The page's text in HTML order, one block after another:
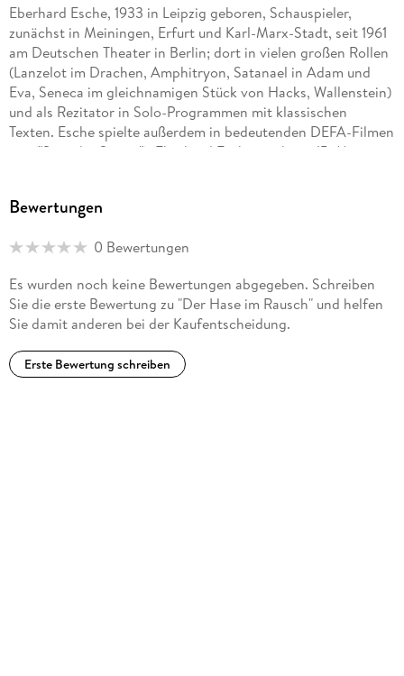
Eberhard Esche, 1933 in Leipzig geboren, Schauspieler,
zunächst in Meiningen, Erfurt und Karl-Marx-Stadt, seit 1961
am Deutschen Theater in Berlin; dort in vielen großen Rollen
(Lanzelot im Drachen, Amphitryon, Satanael in Adam und
Eva, Seneca im gleichnamigen Stück von Hacks, Wallenstein)
und als Rezitator in Solo-Programmen mit klassischen
Texten. Esche spielte außerdem in bedeutenden DEFA-Filmen
mit ("Spur der Steine"). Eberhard Esche starb am 15. Mai
Bewertungen
0 Bewertungen
Es wurden noch keine Bewertungen abgegeben. Schreiben
Sie die erste Bewertung zu "Der Hase im Rausch" und helfen
Sie damit anderen bei der Kaufentscheidung.
Erste Bewertung schreiben